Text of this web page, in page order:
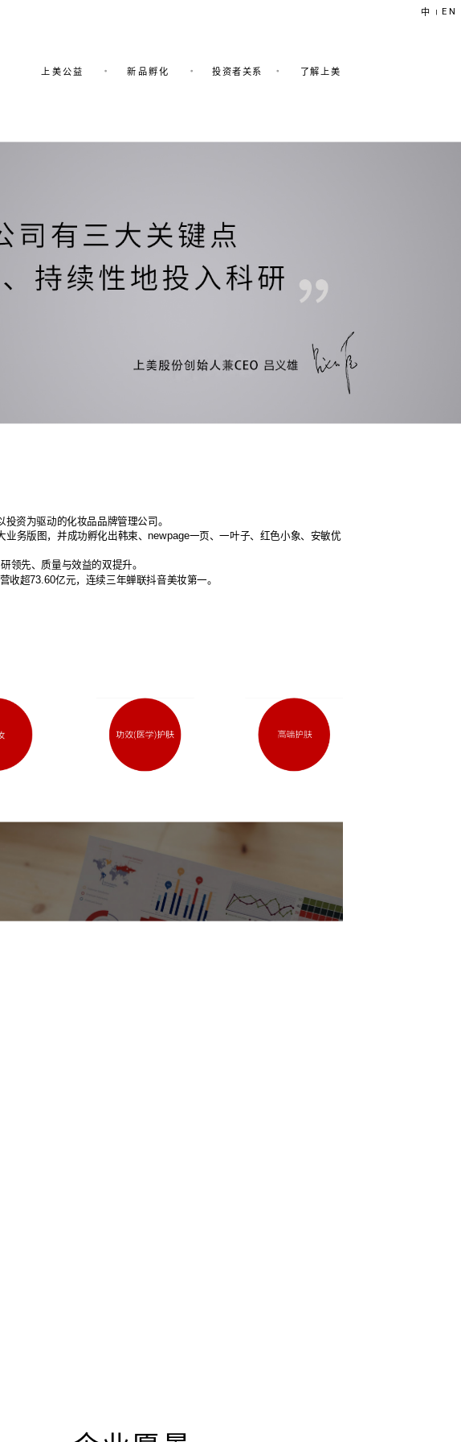
上美公益 新品孵化 投资者关系 了解上美
中 | EN
资为驱动的化妆品品牌管理公司。
务版图，并成功孵化出韩束、newpage一页、一叶子、红色小象、安敏优
领先、质量与效益的双提升。
超73.60亿元，连续三年蝉联抖音美妆第一。